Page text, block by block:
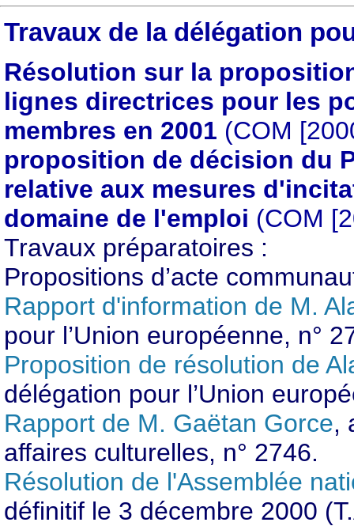
Travaux de la délégation
Résolution sur la
lignes directrices pour les
membres en 2001 (COM
proposition de décision du
relative aux mesures
domaine de l'emploi (COM
Travaux préparatoires :
Propositions d’acte
Rapport d'information de M.
pour l’Union européenne, n°
Proposition de résolution de
délégation pour l’Union
Rapport de M. Gaëtan Gorce,
affaires culturelles, n° 2746.
Résolution de l'Assemblée
définitif le 3 décembre 2000